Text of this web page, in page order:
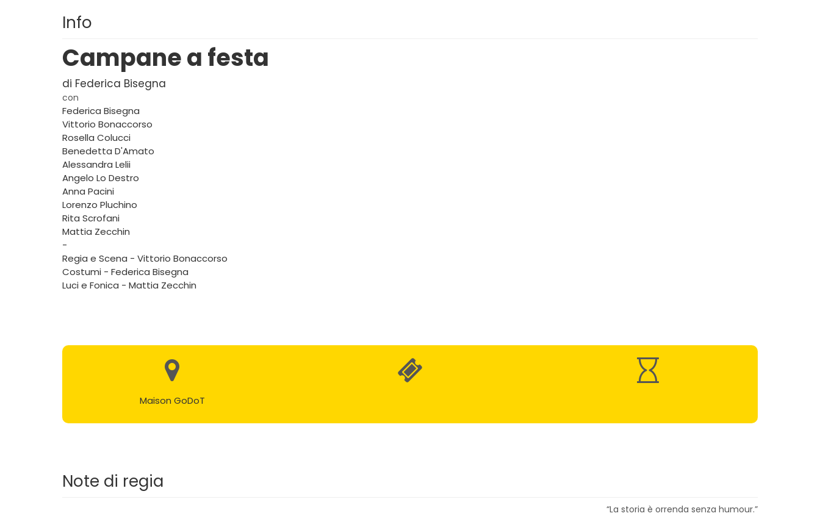
Info
Campane a festa
di Federica Bisegna
con
Federica Bisegna
Vittorio Bonaccorso
Rosella Colucci
Benedetta D'Amato
Alessandra Lelii
Angelo Lo Destro
Anna Pacini
Lorenzo Pluchino
Rita Scrofani
Mattia Zecchin
-
Regia e Scena - Vittorio Bonaccorso
Costumi - Federica Bisegna
Luci e Fonica - Mattia Zecchin
Maison GoDoT
Note di regia
“La storia è orrenda senza humour.”